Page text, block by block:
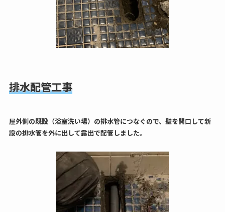
排水配管工事
屋外側の既設（浴室洗い場）の排水管につなぐので、壁を開口して新
設の排水管を外に出して露出で配管しました。